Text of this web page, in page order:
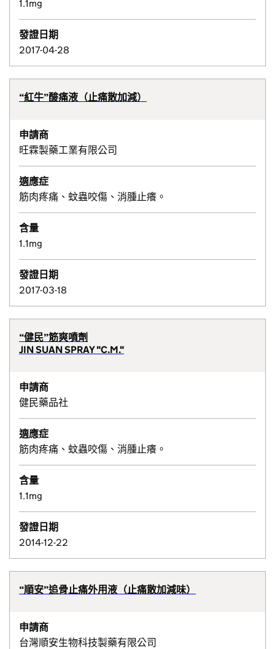
1.1mg
發證日期
2017-04-28
“紅牛”酸痛液（止痛散加減）
申請商
旺霖製藥工業有限公司
適應症
筋肉疼痛、蚊蟲咬傷、消腫止癢。
含量
1.1mg
發證日期
2017-03-18
“健民”筋爽噴劑
JIN SUAN SPRAY "C.M."
申請商
健民藥品社
適應症
筋肉疼痛、蚊蟲咬傷、消腫止癢。
含量
1.1mg
發證日期
2014-12-22
“順安”追骨止痛外用液（止痛散加減味）
申請商
台灣順安生物科技製藥有限公司